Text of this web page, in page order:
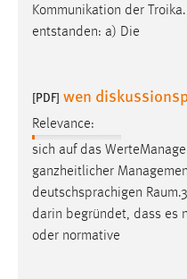
Kommunikation der
entstanden: a) Die
[PDF] wen
Relevance:
sich auf das
ganzheitlicher
deutschsprachigen Raum
darin begründet, dass es
oder normative